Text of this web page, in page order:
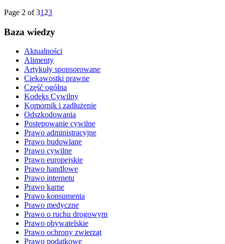
Page 2 of 31 23
Baza wiedzy
Aktualności
Alimenty
Artykuły sponsorowane
Ciekawostki prawne
Część ogólna
Kodeks Cywilny
Komornik i zadłużenie
Odszkodowania
Postępowanie cywilne
Prawo administracyjne
Prawo budowlane
Prawo cywilne
Prawo europejskie
Prawo handlowe
Prawo internetu
Prawo karne
Prawo konsumenta
Prawo medyczne
Prawo o ruchu drogowym
Prawo obywatelskie
Prawo ochrony zwierząt
Prawo podatkowe